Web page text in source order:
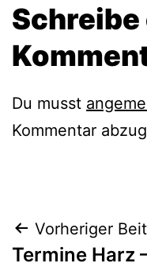
Schreibe
Du musst
Kommentar
Vorheriger
Termine Harz